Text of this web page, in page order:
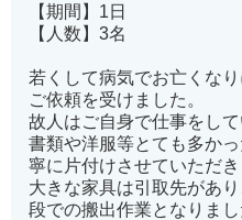
【期間】1日
【人数】3名
若くして病気でお亡くな
ご依頼を受けました。
故人はご自身で仕事をし
書類や洋服等とても多か
寧に片付けさせていただき
大きな家具は引取先があ
段での搬出作業となりま